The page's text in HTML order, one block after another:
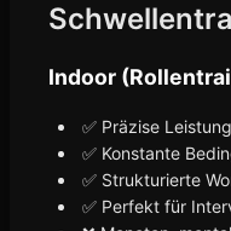
Indoor
✅ Präzise
✅ Konstante
✅ Strukturierte
✅ Perfekt für